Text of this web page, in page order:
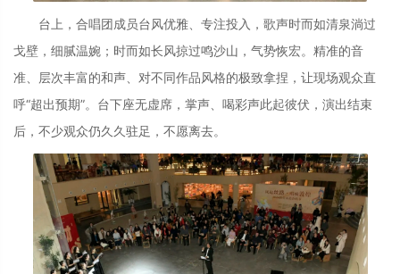
台上，合唱团成员台风优雅、专注投入，歌声时而如清泉淌过
戈壁，细腻温婉；时而如长风掠过鸣沙山，气势恢宏。精准的音
准、层次丰富的和声、对不同作品风格的极致拿捏，让现场观众直
呼“超出预期”。台下座无虚席，掌声、喝彩声此起彼伏，演出结束
后，不少观众仍久久驻足，不愿离去。